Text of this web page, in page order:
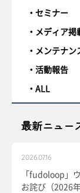
セミナー
メディア掲
メンテナン
活動報告
ALL
最新ニュー
2026.07.16
「fudoloop」
お詫び（2026